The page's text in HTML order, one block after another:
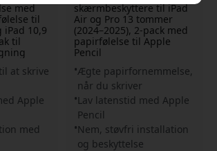
med
til
iPad 10,9
til
at skrive
Apple
med
skærmbeskyttere til iPad
Air og Pro 13 tommer
(2024–2025), 2-pack med
papirfølelse til Apple
Pencil
Ægte papirfornemmelse,
når du skriver
Lav latenstid med Apple
Pencil
Nem, støvfri installation
og beskyttelse